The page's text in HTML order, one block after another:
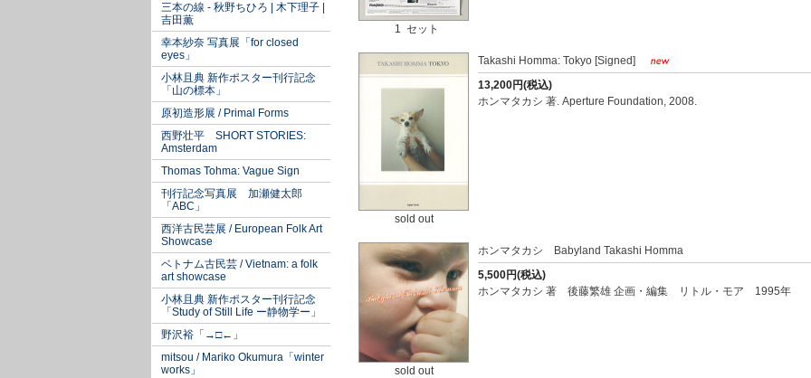
三本の線 - 秋野ちひろ | 木下理子 |
吉田薫
幸本紗奈 写真展「for closed
eyes」
小林且典 新作ポスター刊行記念
「山の標本」
原初造形展 / Primal Forms
西野壮平 SHORT STORIES:
Amsterdam
Thomas Tohma: Vague Sign
刊行記念写真展 加瀬健太郎
「ABC」
西洋古民芸展 / European Folk Art
Showcase
ベトナム古民芸 / Vietnam: a folk
art showcase
小林且典 新作ポスター刊行記念
「Study of Still Life ー静物学ー」
野沢裕「→□←」
mitsou / Mariko Okumura「winter
works」
1 セット
sold out
Takashi Homma: Tokyo [Signed]
13,200円(税込)
ホンマタカシ 著. Aperture Foundation, 2008.
sold out
ホンマタカシ Babyland Takashi Homma
5,500円(税込)
ホンマタカシ 著 後藤繁雄 企画・編集 リトル・モア 1995年